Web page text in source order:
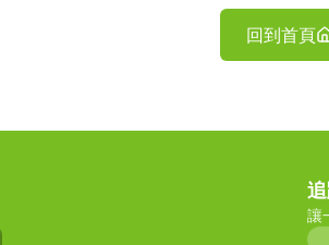
回到首頁
讓